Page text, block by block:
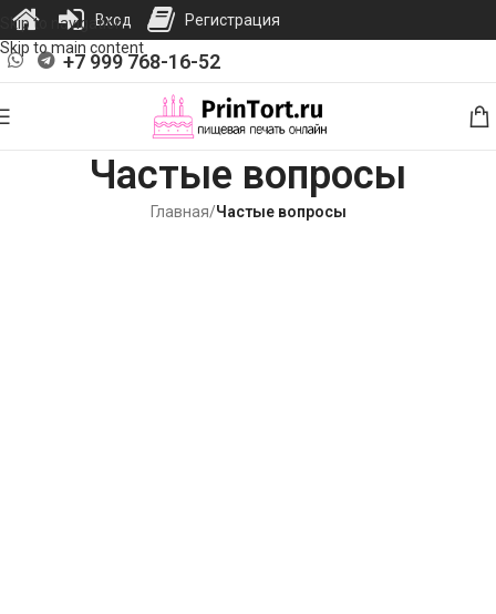
Skip to navigation
Skip to main content
+7 999 768-16-52
Частые вопросы
Главная/Частые вопросы
Вход Регистрация